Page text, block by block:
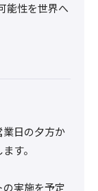
能性を世界へ
日の夕方か
す。
実施を予定